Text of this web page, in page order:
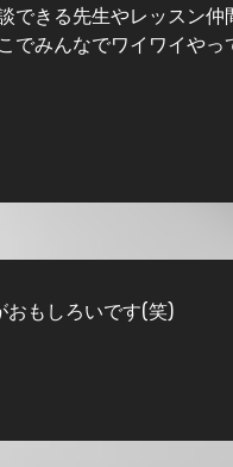
できる先生やレッスン仲
でみんなでワイワイやっ
おもしろいです(笑)